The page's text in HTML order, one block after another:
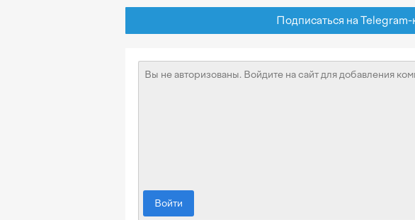
Подписаться на Telegram-
Войти